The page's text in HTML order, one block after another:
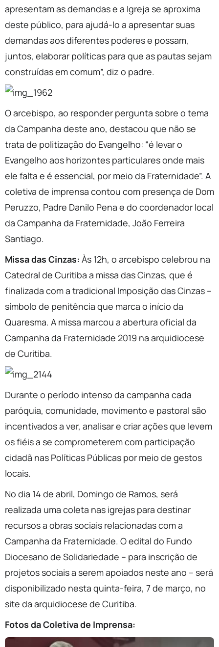
apresentam as demandas e a Igreja se aproxima
deste público, para ajudá-lo a apresentar suas
demandas aos diferentes poderes e possam,
juntos, elaborar políticas para que as pautas sejam
construídas em comum”, diz o padre.
O arcebispo, ao responder pergunta sobre o tema
da Campanha deste ano, destacou que não se
trata de politização do Evangelho: “é levar o
Evangelho aos horizontes particulares onde mais
ele falta e é essencial, por meio da Fraternidade”. A
coletiva de imprensa contou com presença de Dom
Peruzzo, Padre Danilo Pena e do coordenador local
da Campanha da Fraternidade, João Ferreira
Santiago.
Missa das Cinzas: Às 12h, o arcebispo celebrou na
Catedral de Curitiba a missa das Cinzas, que é
finalizada com a tradicional Imposição das Cinzas –
símbolo de penitência que marca o início da
Quaresma. A missa marcou a abertura oficial da
Campanha da Fraternidade 2019 na arquidiocese
de Curitiba.
Durante o período intenso da campanha cada
paróquia, comunidade, movimento e pastoral são
incentivados a ver, analisar e criar ações que levem
os fiéis a se comprometerem com participação
cidadã nas Políticas Públicas por meio de gestos
locais.
No dia 14 de abril, Domingo de Ramos, será
realizada uma coleta nas igrejas para destinar
recursos a obras sociais relacionadas com a
Campanha da Fraternidade. O edital do Fundo
Diocesano de Solidariedade – para inscrição de
projetos sociais a serem apoiados neste ano – será
disponibilizado nesta quinta-feira, 7 de março, no
site da arquidiocese de Curitiba.
Fotos da Coletiva de Imprensa: